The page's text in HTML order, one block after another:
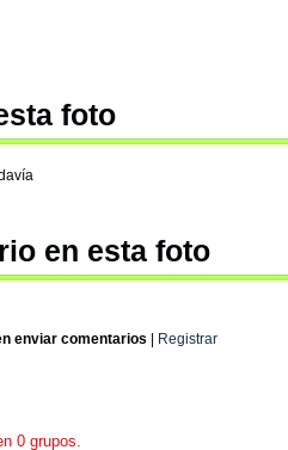
foto
en esta foto
enviar comentarios Registrar
0 grupos.